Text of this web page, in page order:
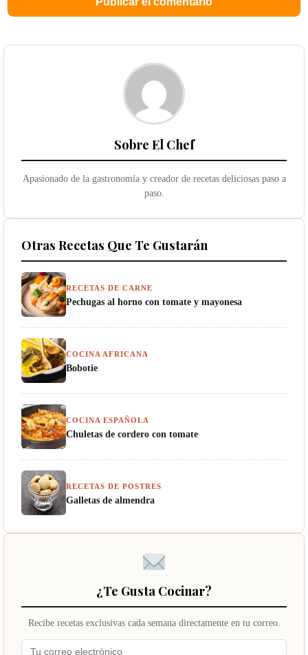
Sobre El Chef
Apasionado de la gastronomía y creador de recetas deliciosas paso a
paso.
Otras Recetas Que Te Gustarán
RECETAS DE CARNE
Pechugas al horno con tomate y mayonesa
COCINA AFRICANA
Bobotie
COCINA ESPAÑOLA
Chuletas de cordero con tomate
RECETAS DE POSTRES
Galletas de almendra
¿Te Gusta Cocinar?
Recibe recetas exclusivas cada semana directamente en tu correo.